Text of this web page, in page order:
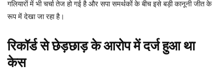
गलियारों में भी चर्चा तेज हो गई है और सपा समर्थकों के बीच इसे बड़ी कानूनी जीत के
रूप में देखा जा रहा है।
रिकॉर्ड से छेड़छाड़ के आरोप में दर्ज हुआ था
केस